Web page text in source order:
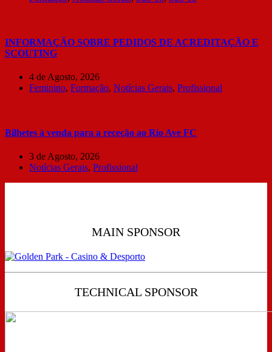
INFORMAÇÃO SOBRE PEDIDOS DE ACREDITAÇÃO E
SCOUTING
4 de Agosto, 2026
Feminino, Formação, Notícias Gerais, Profissional
Bilhetes à venda para a receção ao Rio Ave FC
3 de Agosto, 2026
Notícias Gerais, Profissional
MAIN SPONSOR
TECHNICAL SPONSOR